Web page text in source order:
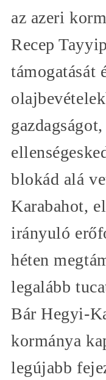
az azeri
Recep
támogatását
blokád alá
Karabahot,
irányuló
héten
legalább
Bár Hegyi-
kormánya
legújabb